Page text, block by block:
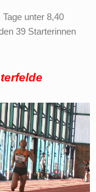
unter 8,40
39 Starterinnen